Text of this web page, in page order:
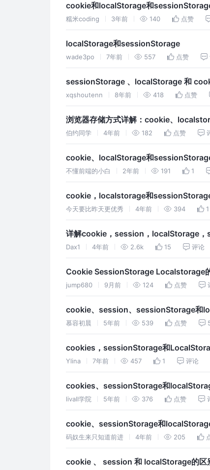
cookie和localStorage和
糯米coding 3年前 140 点赞
localStorage和sessionStorage
wade3po 7年前 557 点赞
sessionStorage 、localStorage 和
xqshoutenn 8年前 418 点赞
浏览器存储方式详解：cookie、
伯约同学 4年前 182 点赞
cookie、localStorage和
不懂前端的小白 2年前 191 1
cookie，localstorage和
今天要比昨天更优秀 4年前 394 1
详解cookie，session，localStorage，
Dax1 4年前 2.6k 15 评论
Cookie SessionStorage Localstorage
jump680 9月前 124 点赞
cookie、session、sessionStorage和
慕容初晨 5年前 539 点赞
cookies，sessionStorage和
Ylina 7年前 457 1 评论
cookies、sessionStorage和
livall学院 5年前 376 点赞
cookie、sessionStorage和
码奴生来只知道前进 4年前 205
cookie 、 session 和 localStorage的区